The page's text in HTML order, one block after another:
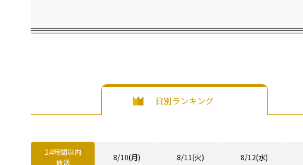
日別ランキング
24時間以内
放送
8/10(月) 8/11(火) 8/12(水)